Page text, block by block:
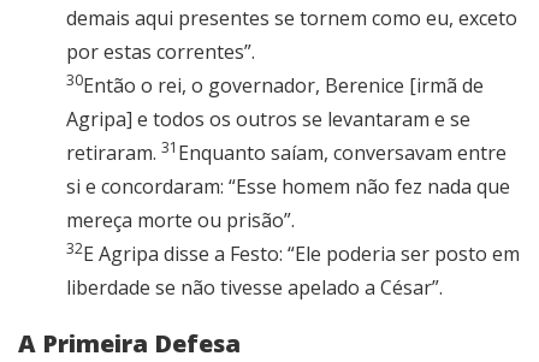
demais aqui presentes se tornem como eu, exceto
por estas correntes”.
30Então o rei, o governador, Berenice [irmã de
Agripa] e todos os outros se levantaram e se
retiraram. 31 Enquanto saíam, conversavam entre
si e concordaram: “Esse homem não fez nada que
mereça morte ou prisão”.
32E Agripa disse a Festo: “Ele poderia ser posto em
liberdade se não tivesse apelado a César”.
A Primeira Defesa